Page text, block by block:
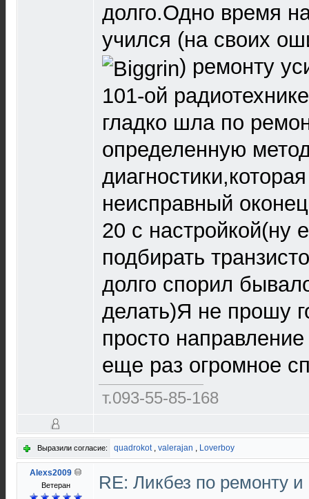
долго.Одно время
учился (на своих
) ремонту
101-ой
гладко шла по
определенную
неисправный
20 с настройкой(ну
подбирать
долго спорил
делать)Я не прошу
просто
еще раз огромное
т.093-55-85-168
Выразили согласие: quadrokot, valerajan , Loverboy
Alexs2009
Ветеран
RE: Ликбез по ремонту